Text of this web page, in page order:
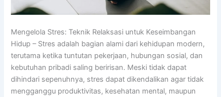
Mengelola Stres: Teknik Relaksasi untuk Keseimbangan
Hidup – Stres adalah bagian alami dari kehidupan modern,
terutama ketika tuntutan pekerjaan, hubungan sosial, dan
kebutuhan pribadi saling beririsan. Meski tidak dapat
dihindari sepenuhnya, stres dapat dikendalikan agar tidak
mengganggu produktivitas, kesehatan mental, maupun